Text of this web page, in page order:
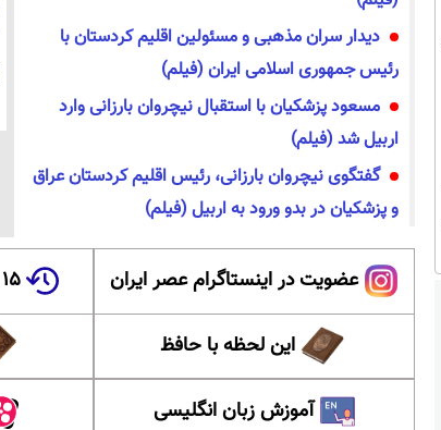
دیدار سران مذهبی و مسئولین اقلیم کردستان با
رئیس جمهوری اسلامی ایران (فیلم)
مسعود پزشکیان با استقبال نیچروان بارزانی وارد
اربیل شد (فیلم)
گفتگوی نیچروان بارزانی، رئیس اقلیم کردستان عراق
و پزشکیان در بدو ورود به اربیل (فیلم)
عضویت در اینستاگرام عصر ایران ۱۵ سال پیش در چنین روزی
این لحظه با حافظ
آموزش زبان انگلیسی